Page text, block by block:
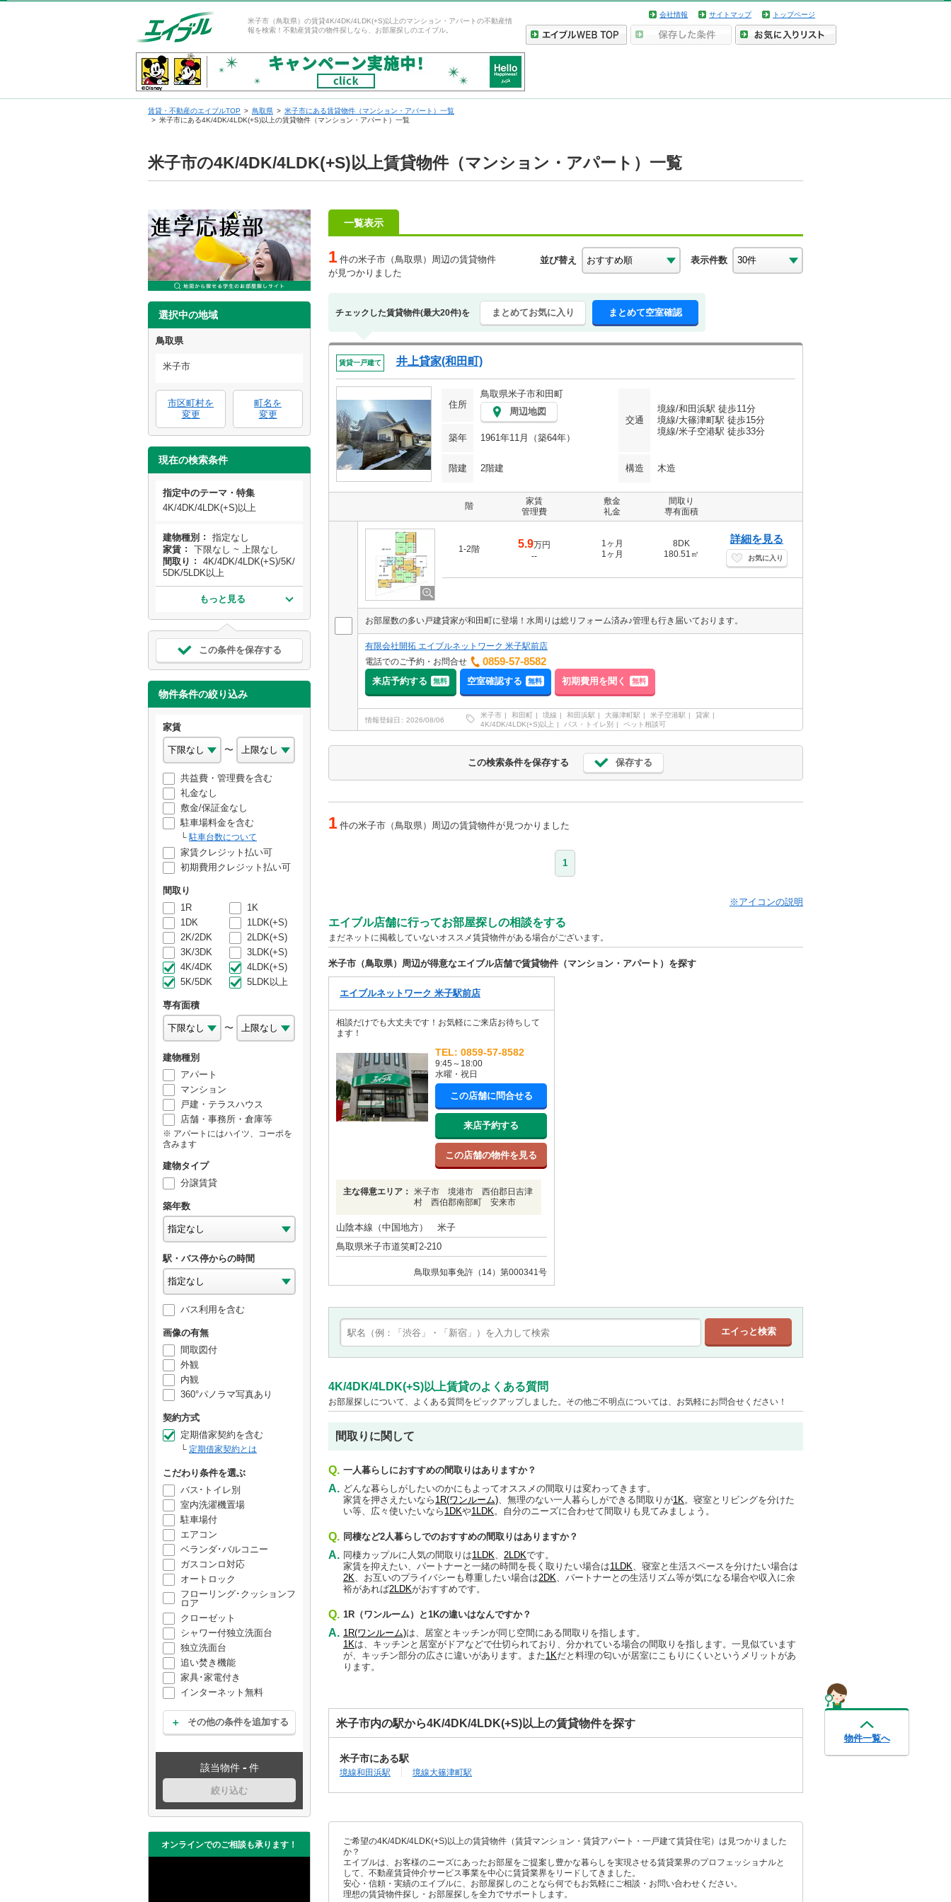
米子市（鳥取県）の賃貸4K/4DK/4LDK(+S)以上のマンション・アパートの不動産情
報を検索！不動産賃貸の物件探しなら、お部屋探しのエイブル。
会社情報 サイトマップ トップページ
賃貸・不動産のエイブルTOP 鳥取県
米子市にある賃貸物件（マンション・アパート）一覧
米子市にある4K/4DK/4LDK(+S)以上の賃貸物件（マンション・アパート）一覧
米子市の4K/4DK/4LDK(+S)以上賃貸物件（マンション・アパート）一覧
選択中の地域
鳥取県
米子市
市区町村を
変更
町名を
変更
現在の検索条件
指定中のテーマ・特集
4K/4DK/4LDK(+S)以上
建物種別
指定なし
家賃
下限なし ~ 上限なし
間取り
4K/4DK/4LDK(+S)/5K/
5DK/5LDK以上
もっと見る
この条件を保存する
物件条件の絞り込み
家賃
〜
共益費・管理費を含む
礼金なし
敷金/保証金なし
駐車場料金を含む
駐車台数について
家賃クレジット払い可
初期費用クレジット払い可
間取り
1R
1K
1DK
1LDK(+S)
2K/2DK
2LDK(+S)
3K/3DK
3LDK(+S)
4K/4DK
4LDK(+S)
5K/5DK
5LDK以上
専有面積
〜
建物種別
アパート
マンション
戸建・テラスハウス
店舗・事務所・倉庫等
アパートにはハイツ、コーポを
含みます
建物タイプ
分譲賃貸
築年数
駅・バス停からの時間
バス利用を含む
画像の有無
間取図付
外観
内観
360°パノラマ写真あり
契約方式
定期借家契約を含む
定期借家契約とは
こだわり条件を選ぶ
バス･トイレ別
室内洗濯機置場
駐車場付
エアコン
ベランダ･バルコニー
ガスコンロ対応
オートロック
フローリング･クッションフ
ロア
クローゼット
シャワー付独立洗面台
独立洗面台
追い焚き機能
家具･家電付き
インターネット無料
その他の条件を追加する
該当物件 - 件
絞り込む
オンラインでのご相談も承ります！
一覧表示
1 件の米子市（鳥取県）周辺の賃貸物件
が見つかりました
並び替え 表示件数
チェックした賃貸物件(最大20件)を まとめてお気に入り まとめて空室確認
賃貸一戸建て 井上貸家(和田町)
住所
鳥取県米子市和田町
周辺地図
交通
境線/和田浜駅 徒歩11分
境線/大篠津町駅 徒歩15分
境線/米子空港駅 徒歩33分
築年 1961年11月（築64年）
階建 2階建 構造 木造
階
家賃
管理費
敷金
礼金
間取り
専有面積
1-2階 5.9万円
--
1ヶ月
1ヶ月
8DK
180.51㎡
詳細を見る
お気に入り
お部屋数の多い戸建貸家が和田町に登場！水周りは総リフォーム済み♪管理も行き届いております。
有限会社開拓 エイブルネットワーク 米子駅前店
電話でのご予約・お問合せ
0859-57-8582
来店予約する 無料 空室確認する 無料 初期費用を聞く 無料
情報登録日 2026/08/06
米子市 和田町 境線 和田浜駅 大篠津町駅 米子空港駅
貸家
4K/4DK/4LDK(+S)以上
バス・トイレ別 ペット相談可
この検索条件を保存する 保存する
1 件の米子市（鳥取県）周辺の賃貸物件が見つかりました
1
※アイコンの説明
エイブル店舗に行ってお部屋探しの相談をする
まだネットに掲載していないオススメ賃貸物件がある場合がございます。
米子市（鳥取県）周辺が得意なエイブル店舗で賃貸物件（マンション・アパート）を探す
エイブルネットワーク 米子駅前店
相談だけでも大丈夫です！お気軽にご来店お待ちして
ます！
TEL: 0859-57-8582
9:45～18:00
水曜・祝日
この店舗に問合せる
来店予約する
この店舗の物件を見る
主な得意エリア： 米子市 境港市 西伯郡日吉津
村 西伯郡南部町 安来市
山陰本線（中国地方） 米子
鳥取県米子市道笑町2-210
鳥取県知事免許（14）第000341号
4K/4DK/4LDK(+S)以上賃貸のよくある質問
お部屋探しについて、よくある質問をピックアップしました。その他ご不明点については、お気軽にお問合せください！
間取りに関して
Q. 一人暮らしにおすすめの間取りはありますか？
A. どんな暮らしがしたいのかにもよってオススメの間取りは変わってきます。
家賃を押さえたいなら 1R(ワンルーム)、無理のない一人暮らしができる間取りが1K。寝室とリビングを分けた
い等、広々使いたいなら 1DKや1LDK。自分のニーズに合わせて間取りも見てみましょう。
Q. 同棲など2人暮らしでのおすすめの間取りはありますか？
A. 同棲カップルに人気の間取りは1LDK、 2LDKです。
家賃を抑えたい、パートナーと一緒の時間を長く取りたい場合は1LDK、寝室と生活スペースを分けたい場合は
2K、お互いのプライバシーも尊重したい場合は2DK、パートナーとの生活リズム等が気になる場合や収入に余
裕があれば2LDKがおすすめです。
Q. 1R（ワンルーム）と1Kの違いはなんですか？
A. 1R(ワンルーム)は、居室とキッチンが同じ空間にある間取りを指します。
1Kは、キッチンと居室がドアなどで仕切られており、分かれている場合の間取りを指します。一見似ています
が、キッチン部分の広さに違いがあります。また1Kだと料理の匂いが居室にこもりにくいというメリットがあ
ります。
物件一覧へ
米子市内の駅から4K/4DK/4LDK(+S)以上の賃貸物件を探す
米子市にある駅
境線和田浜駅 境線大篠津町駅
ご希望の4K/4DK/4LDK(+S)以上の賃貸物件（賃貸マンション・賃貸アパート・一戸建て賃貸住宅）は見つかりました
か？
エイブルは、お客様のニーズにあったお部屋をご提案し豊かな暮らしを実現させる賃貸業界のプロフェッショナルと
して、不動産賃貸仲介サービス事業を中心に賃貸業界をリードしてきました。
安心・信頼・実績のエイブルに、お部屋探しのことなら何でもお気軽にご相談・お問い合わせください。
理想の賃貸物件探し・お部屋探しを全力でサポートします。